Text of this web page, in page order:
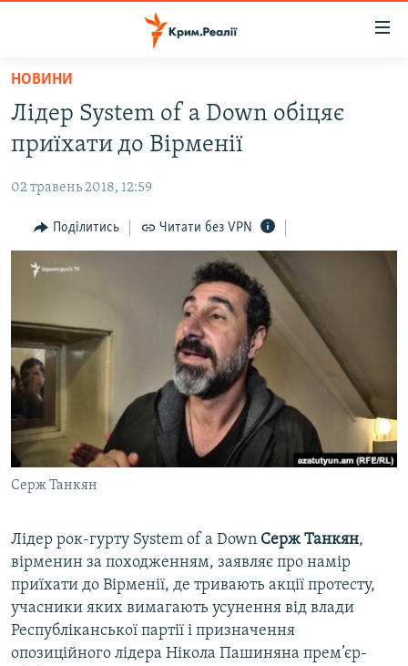
Перейти
основного
матеріалу
Перейти
до
навігації
Перейти
ВОДА.КРИМ
ВІДЕО ТА ФОТО
ПОЛІТИКА
БЛОГИ
ПОГЛЯД
ВСЕ ЗА ДЕНЬ
СПЕЦПРОЕКТИ
ДЕПОРТАЦІЯ
ВІДЕОУРОКИ «ELIFBE»
СВІДЧЕННЯ ОКУПАЦІЇ
УКРАЇНСЬКА ПРОБЛЕМА КРИМУ
ЯК ОБІЙТИ БЛОКУВАННЯ
Русский
Qırımtatar
Усі сайти RFE/RL
НОВИНИ
Лідер System of a Down обіцяє
приїхати до Вірменії
02 травень 2018, 12:59
Поділитись Читати без VPN
Серж Танкян
Лідер рок-гурту System of a Down Серж Танкян,
вірменин за походженням, заявляє про намір
приїхати до Вірменії, де тривають акції протесту,
учасники яких вимагають усунення від влади
Республіканської партії і призначення
опозиційного лідера Нікола Пашиняна прем’єр-